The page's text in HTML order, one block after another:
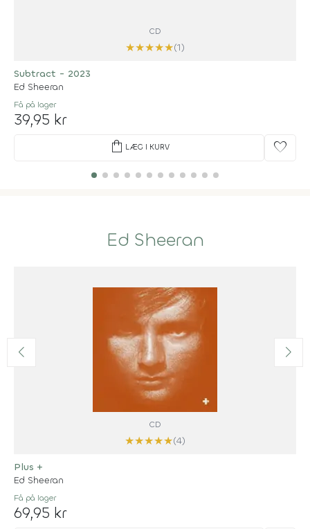
CD
★★★★★(1)
Subtract - 2023
Ed Sheeran
Få på lager
39,95 kr
shopping_bag LÆG I KURV favorite
Ed Sheeran
CD
★★★★★(4)
Plus +
Ed Sheeran
Få på lager
69,95 kr